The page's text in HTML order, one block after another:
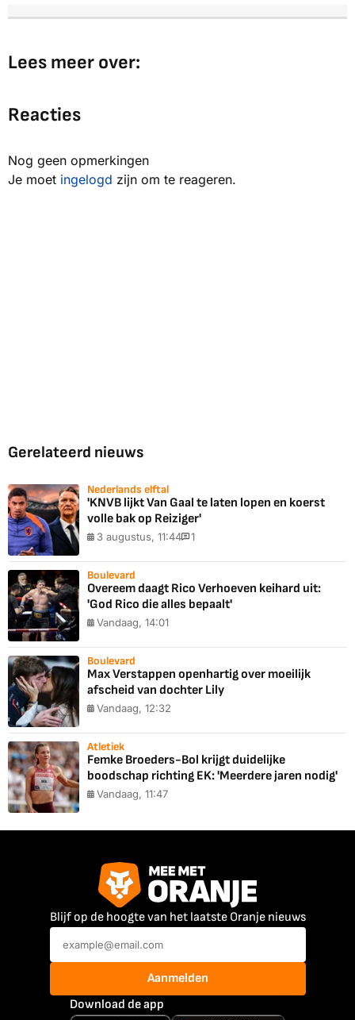
Lees meer over:
Reacties
Nog geen opmerkingen
Je moet ingelogd zijn om te reageren.
Gerelateerd nieuws
Nederlands elftal
'KNVB lijkt Van Gaal te laten lopen en koerst
volle bak op Reiziger'
3 augustus, 11:44 1
Boulevard
Overeem daagt Rico Verhoeven keihard uit:
'God Rico die alles bepaalt'
Vandaag, 14:01
Boulevard
Max Verstappen openhartig over moeilijk
afscheid van dochter Lily
Vandaag, 12:32
Atletiek
Femke Broeders-Bol krijgt duidelijke
boodschap richting EK: 'Meerdere jaren nodig'
Vandaag, 11:47
Blijf op de hoogte van het laatste Oranje nieuws
Aanmelden
Download de app